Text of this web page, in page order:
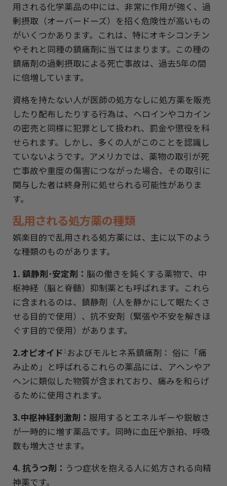
用される化学薬品の中には、非常に作用が強く、過
剰摂取（オーバードーズ）を招く危険性が高いもの
がいくつかあります。これは、特にオキシコンチン
やそれと同種の鎮痛剤に当てはまります。この種の
鎮痛剤の過剰摂取による死亡事故は、過去5年の間
に倍増しています。
資格を持たない人が医師の処方なしに処方薬を販売
したり配布したりする行為は、ヘロインやコカイン
の密売と同様に犯罪として扱われ、罰金や懲役を科
せられます。しかし、多くの人がこのことを認識し
ていないようです。アメリカでは、薬物の取引が死
亡事故や重度の傷害につながった場合、その取引に
関与した者は終身刑に処せられる可能性がありま
す。
乱用される処方薬の種類
娯楽目的で乱用される処方薬には、主に以下のよう
な種類のものがあります。
1. 鎮静剤･安定剤： 脳の働きを鈍くする薬物で、中
枢神経（脳と脊髄）抑制薬とも呼ばれます。これら
に含まれるのは、鎮静剤（人を静かにして眠たくさ
せる目的で使用）、抗不安剤（緊張や不安を解きほ
ぐす目的で使用）があります。
2.オピオイド1およびモルヒネ系鎮痛剤： 俗に「痛
み止め」と呼ばれるこれらの薬品には、アヘンやア
ヘンに類似した物質が含まれており、痛みを和らげ
るために使用されます。
3.中枢神経刺激剤： 服用するとエネルギーや鋭敏さ
が一時的に増す薬品です。同時に血圧や脈拍、呼吸
数も増大させます。
4. 抗うつ剤： うつ症状を抱える人に処方される向精
神薬です。